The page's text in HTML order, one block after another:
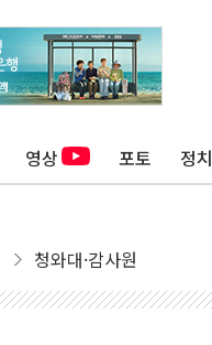
영상 포토 정치
청와대·감사원